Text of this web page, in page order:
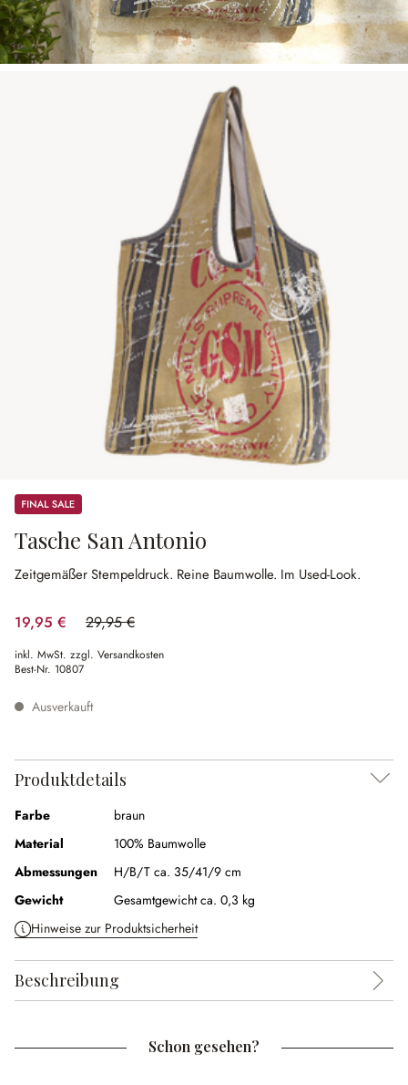
Sale
Tasche San Antonio
Zeitgemäßer Stempeldruck. Reine Baumwolle. Im Used-Look.
19,95 € 29,95 €
(33.39% gespart)
inkl. MwSt. zzgl. Versandkosten
Best-Nr. 10807
Ausverkauft
Produktdetails
Farbe
braun
Material
100% Baumwolle
Abmessungen
H/B/T ca. 35/41/9 cm
Gewicht
Gesamtgewicht ca. 0,3 kg
Hinweise zur Produktsicherheit
Beschreibung
Schon gesehen?